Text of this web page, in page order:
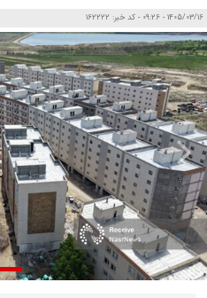
1405/03/16 - 09:26 - کد خبر: 162222